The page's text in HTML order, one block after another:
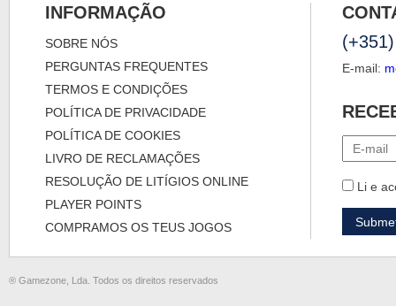
INFORMAÇÃO
SOBRE NÓS
PERGUNTAS FREQUENTES
TERMOS E CONDIÇÕES
POLÍTICA DE PRIVACIDADE
POLÍTICA DE COOKIES
LIVRO DE RECLAMAÇÕES
RESOLUÇÃO DE LITÍGIOS ONLINE
PLAYER POINTS
COMPRAMOS OS TEUS JOGOS
E-mail:
Li e
® Gamezone, Lda. Todos os direitos reservados